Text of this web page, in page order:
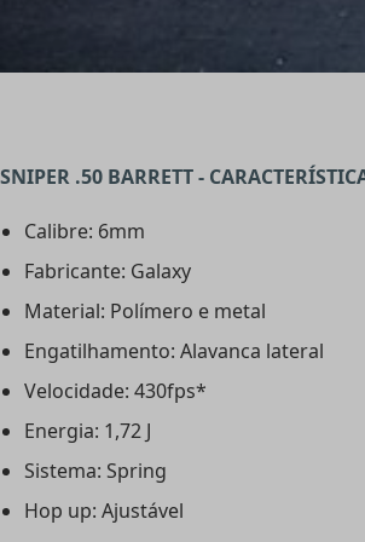
SNIPER .50 BARRETT -
Calibre: 6mm
Fabricante: Galaxy
Material: Polímero e metal
Engatilhamento: Alavanca lateral
Velocidade: 430fps*
Energia: 1,72 J
Sistema: Spring
Hop up: Ajustável